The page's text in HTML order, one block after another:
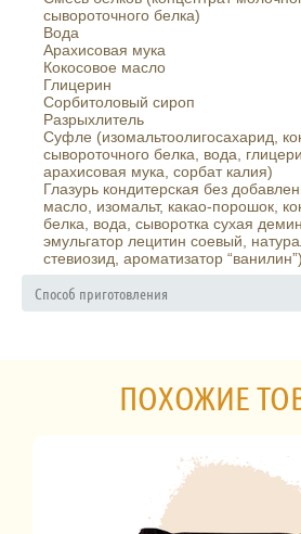
сывороточного белка)
Вода
Арахисовая мука
Кокосовое масло
Глицерин
Сорбитоловый сироп
Разрыхлитель
Суфле (изомальтоолигосахарид,
сывороточного белка, вода,
арахисовая мука, сорбат калия)
Глазурь кондитерская без
масло, изомальт, какао-порошок,
белка, вода, сыворотка сухая
эмульгатор лецитин соевый,
стевиозид, ароматизатор “ванилин”)
Способ приготовления
ПОХОЖИЕ